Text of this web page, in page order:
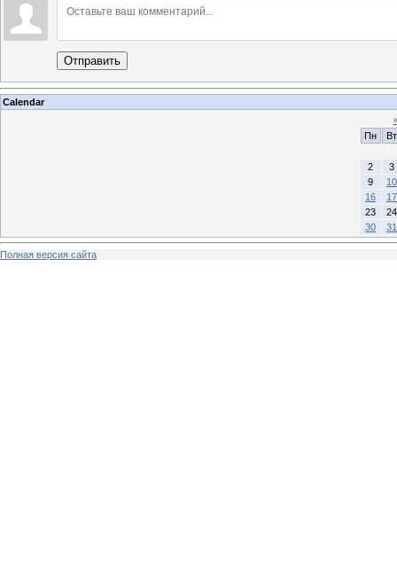
Отправить
Calendar
Пн
Вт
2
3
9
10
16
17
23
24
30
31
Полная версия сайта